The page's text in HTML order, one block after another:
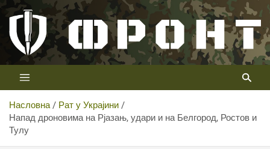
Скип
цонтент
Телевизија ФРОНТ
Први војни канал у Србији
Насловна
Рат у Украјини
Напад дроновима на Рјазањ, удари и на Белгород, Ростов и
Тулу